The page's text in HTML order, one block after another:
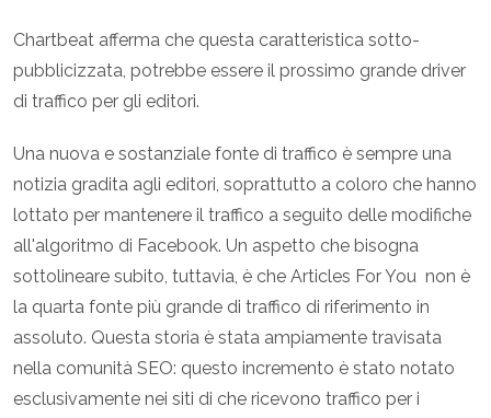
Chartbeat afferma che questa caratteristica sotto-
pubblicizzata, potrebbe essere il prossimo grande driver
di traffico per gli editori.
Una nuova e sostanziale fonte di traffico è sempre una
notizia gradita agli editori, soprattutto a coloro che hanno
lottato per mantenere il traffico a seguito delle modifiche
all'algoritmo di Facebook. Un aspetto che bisogna
sottolineare subito, tuttavia, è che Articles For You non è
la quarta fonte più grande di traffico di riferimento in
assoluto. Questa storia è stata ampiamente travisata
nella comunità SEO: questo incremento è stato notato
esclusivamente nei siti di che ricevono traffico per i